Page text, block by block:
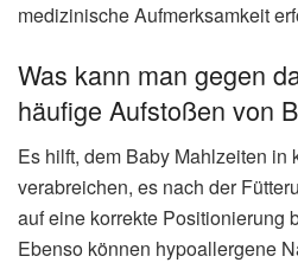
medizinische Aufmerksamkeit
Was kann man gegen
häufige Aufstoßen von
Es hilft, dem Baby Mahlzeiten in
verabreichen, es nach der
auf eine korrekte Positionierung
Ebenso können hypoallergene